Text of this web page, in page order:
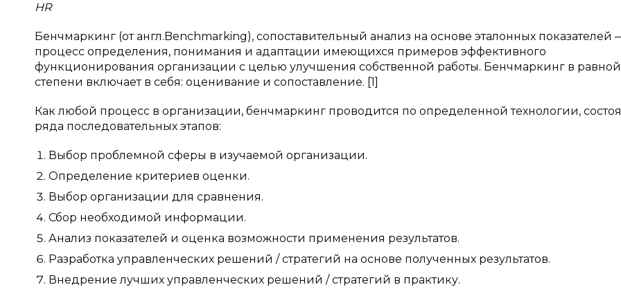
HR
Бенчмаркинг (от англ.Benchmarking), сопоставительный анализ на основе эталонных показателей
процесс определения, понимания и адаптации имеющихся примеров эффективного
функционирования организации с целью улучшения собственной работы. Бенчмаркинг в равной
степени включает в себя: оценивание и сопоставление. [1]
Как любой процесс в организации, бенчмаркинг проводится по определенной технологии,
ряда последовательных этапов:
Выбор проблемной сферы в изучаемой организации.
Определение критериев оценки.
Выбор организации для сравнения.
Сбор необходимой информации.
Анализ показателей и оценка возможности применения результатов.
Разработка управленческих решений / стратегий на основе полученных результатов.
Внедрение лучших управленческих решений / стратегий в практику.